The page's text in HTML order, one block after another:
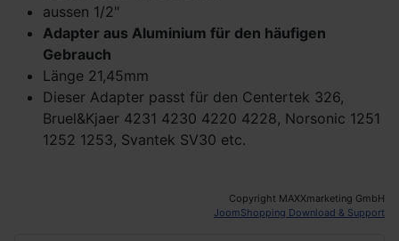
aussen 1/2"
Adapter aus Aluminium für den häufigen
Gebrauch
Länge 21,45mm
Dieser Adapter passt für den Centertek 326,
Bruel&Kjaer 4231 4230 4220 4228, Norsonic 1251
1252 1253, Svantek SV30 etc.
Copyright MAXXmarketing GmbH
JoomShopping Download & Support